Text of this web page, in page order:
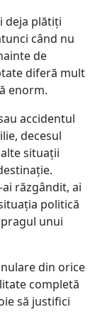
deja plătiți
când nu
de
diferă mult
enorm.
accidentul
decesul
situații
răzgândit, ai
politică
unui
din orice
completă
să justifici